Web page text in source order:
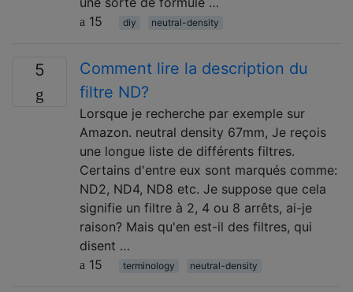
15
diy neutral-density
5
Comment lire la description du
filtre ND?
Lorsque je recherche par exemple sur
Amazon. neutral density 67mm, Je reçois
une longue liste de différents filtres.
Certains d'entre eux sont marqués comme:
ND2, ND4, ND8 etc. Je suppose que cela
signifie un filtre à 2, 4 ou 8 arrêts, ai-je
raison? Mais qu'en est-il des filtres, qui
disent …
15
terminology neutral-density